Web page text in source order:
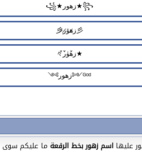
عليها اسم زهور بخط الرقعةما عليكم سوى